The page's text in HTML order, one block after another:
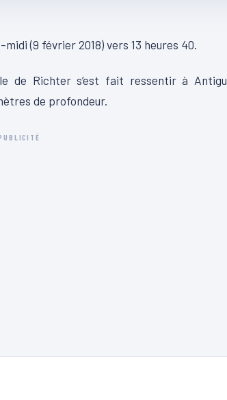
(9 février 2018) vers 13 heures 40.
de Richter s’est fait ressentir à
de profondeur.